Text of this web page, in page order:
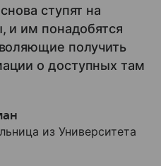
ступят на
и им понадобятся
получить
о доступных там
из Университета